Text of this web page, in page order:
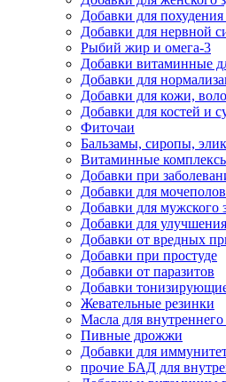
Добавки для
Добавки для нервной
Рыбий жир и омега-3
Добавки витаминные
Добавки для
Добавки для кожи,
Добавки для костей и
Фиточаи
Бальзамы, сиропы,
Витаминные
Добавки при
Добавки для
Добавки для мужского
Добавки для
Добавки от вредных
Добавки при простуде
Добавки от паразитов
Добавки
Жевательные резинки
Масла для
Пивные дрожжи
Добавки для
прочие БАД для